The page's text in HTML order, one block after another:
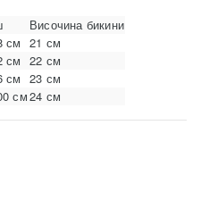
Височина бикини
см 21 см
см 22 см
см 23 см
см24 см